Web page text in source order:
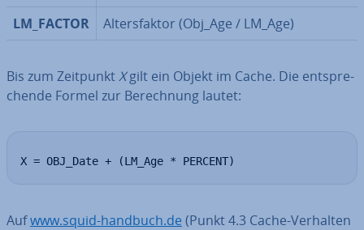
LM_FACTOR
Al­ters­fak­tor (Obj_Age / LM_Age)
Bis zum ZeitpunktXgilt ein Objekt im Cache. Die ent­spre­
chen­de Formel zur Be­rech­nung lautet:
X = OBJ_Date + (LM_Age * PERCENT)
Aufwww.squid-handbuch.de (Punkt 4.3 Cache-Verhalten